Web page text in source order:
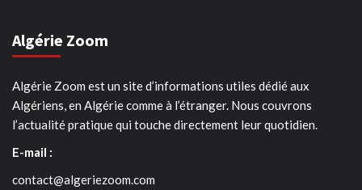
Algérie Zoom
Algérie Zoom est un site d’informations utiles dédié aux
Algériens, en Algérie comme à l’étranger. Nous couvrons
l’actualité pratique qui touche directement leur quotidien.
E-mail :
contact@algeriezoom.com